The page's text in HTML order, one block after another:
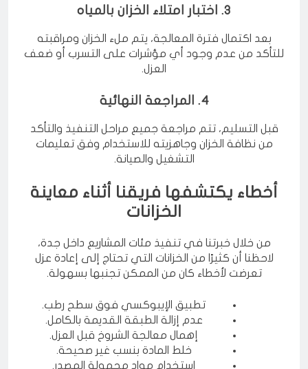
بعد اكتمال فترة المعالجة، يتم ملء الخزان ومراقبته
للتأكد من عدم وجود أي مؤشرات على التسرب أو ضعف
قبل التسليم، تتم مراجعة جميع مراحل التنفيذ والتأكد
من نظافة الخزان وجاهزيته للاستخدام وفق تعليمات
أخطاء يكتشفها فريقنا أثناء معاينة
الخزانات
من خلال خبرتنا في تنفيذ مئات المشاريع داخل جدة،
لاحظنا أن كثيرًا من الخزانات التي تحتاج إلى إعادة عزل
تطبيق الإيبوكسي فوق سطح رطب.
عدم إزالة الطبقة القديمة بالكامل.
إهمال معالجة الشروخ قبل العزل.
خلط المادة بنسب غير صحيحة.